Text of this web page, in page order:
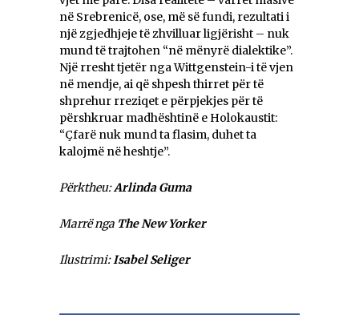
në Srebrenicë, ose, më së fundi, rezultati i
një zgjedhjeje të zhvilluar ligjërisht – nuk
mund të trajtohen “në mënyrë dialektike”.
Një rresht tjetër nga Wittgenstein-i të vjen
në mendje, ai që shpesh thirret për të
shprehur rreziqet e përpjekjes për të
përshkruar madhështinë e Holokaustit:
“Çfarë nuk mund ta flasim, duhet ta
kalojmë në heshtje”.
Përktheu:Arlinda Guma
Marrë nga The New Yorker
Ilustrimi:Isabel Seliger